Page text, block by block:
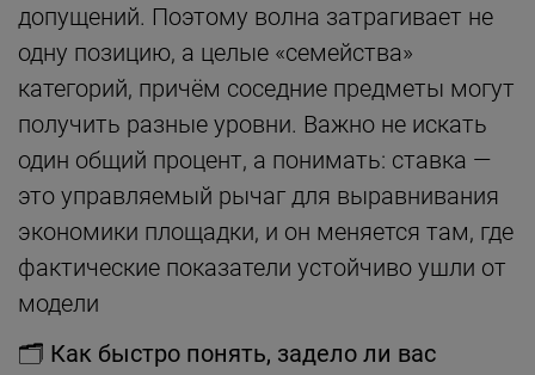
допущений. Поэтому волна затрагивает не
одну позицию, а целые «семейства»
категорий, причём соседние предметы могут
получить разные уровни. Важно не искать
один общий процент, а понимать: ставка —
это управляемый рычаг для выравнивания
экономики площадки, и он меняется там, где
фактические показатели устойчиво ушли от
модели
🗂 Как быстро понять, задело ли вас